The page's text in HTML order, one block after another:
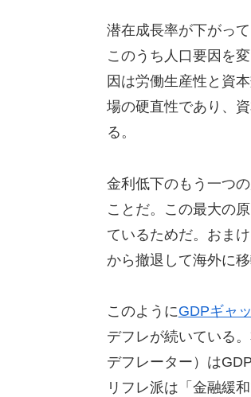
潜在成長率が下がっ
このうち人口要因を
因は労働生産性と資
場の硬直性であり、
る。
金利低下のもう一つの
ことだ。この最大の
ているためだ。おま
から撤退して海外に
このようにGDPギャ
デフレが続いている
デフレーター）は
リフレ派は「金融緩